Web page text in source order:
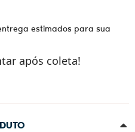
estimados para sua
após coleta!